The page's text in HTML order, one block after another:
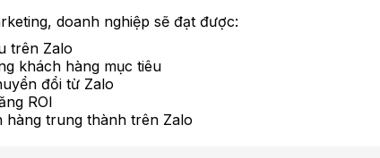
doanh nghiệp sẽ đạt được:
trên Zalo
khách hàng mục tiêu
đổi từ Zalo
ROI
hàng trung thành trên Zalo